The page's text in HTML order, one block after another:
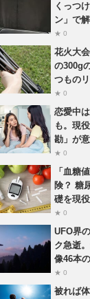
くっつ
ン」で
★ 0
花火大
の300g
つもの
★ 0
恋愛中
も。現
勘」が
★ 0
「血糖
険？ 糖
礎を現
★ 0
UFO界
ク急逝
像46本
★ 0
被れば